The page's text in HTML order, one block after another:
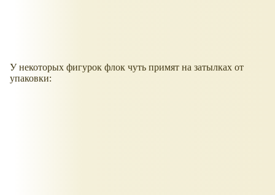
У некоторых фигурок флок чуть примят на затылках от
упаковки: